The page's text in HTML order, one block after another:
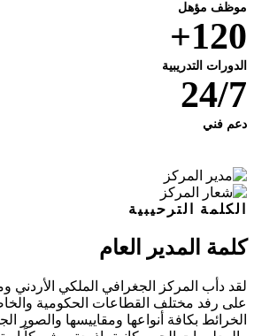
موظف مؤهل
120+
الدورات التدريبية
24/7
دعم فني
الكلمة الترحيبية
كلمة المدير العام
على رفد مختلف القطاعات الحكومية
الخرائط بكافة أنواعها ومقاييسها والصور